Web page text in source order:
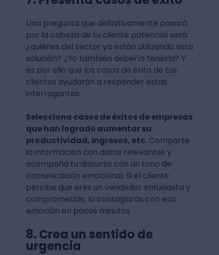
Una pregunta que definitivamente pasará
por la cabeza de tu cliente potencial será:
¿quiénes del sector ya están utilizando esta
solución? ¿Yo también debería tenerla? Y
es por ello que los casos de éxito de tus
clientes ayudarán a responder estas
interrogantes.
Selecciona casos de éxitos de empresas
que han logrado aumentar su
productividad, ingresos, etc.Comparte
la información con datos relevantes y
acompaña tu discurso con un tono de
comunicación emocional. Si el cliente
percibe que eres un vendedor entusiasta y
comprometido, lo contagiarás con esa
emoción en pocos minutos.
8. Crea un sentido de
urgencia